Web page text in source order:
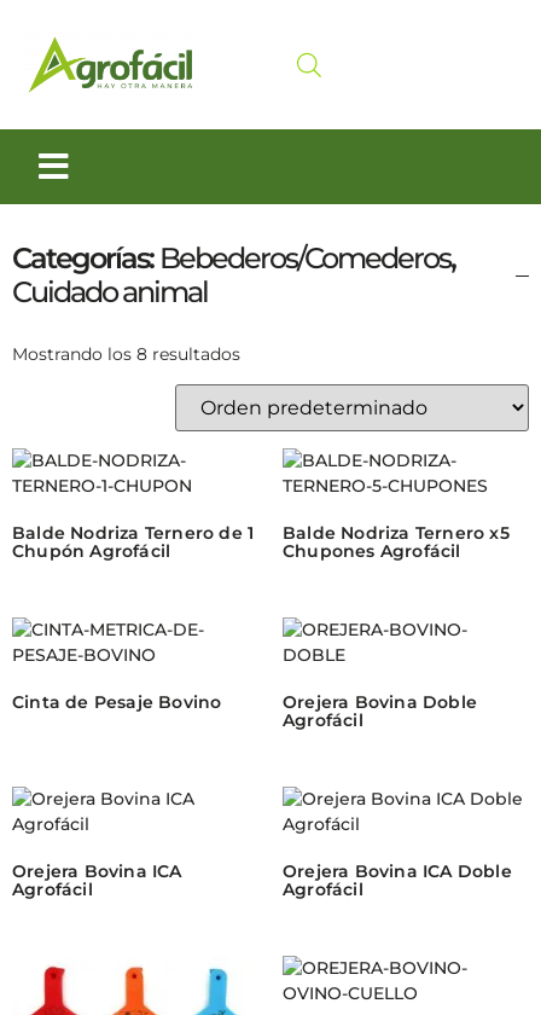
Categorías: Bebederos/Comederos,
Cuidado animal
Mostrando los 8 resultados
Balde Nodriza Ternero de 1
Chupón Agrofácil
Balde Nodriza Ternero x5
Chupones Agrofácil
Cinta de Pesaje Bovino
Orejera Bovina Doble
Agrofácil
Orejera Bovina ICA
Agrofácil
Orejera Bovina ICA Doble
Agrofácil